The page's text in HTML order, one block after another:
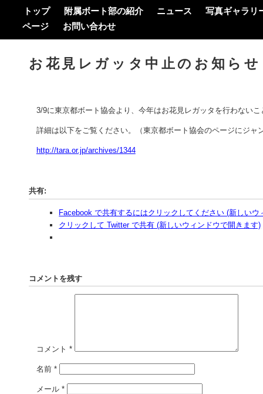
トップ 附属ボート部の紹介 ニュース
写真ギャラリ
ページ
お問い合わせ
お花見レガッタ中止のお知らせ
3/9に東京都ボート協会より、今年はお花見レガッタを行わない
詳細は以下をご覧ください。（東京都ボート協会のページにジャ
http://tara.or.jp/archives/1344
共有:
Facebook で共有するにはクリックしてください (新しいウ
クリックして Twitter で共有 (新しいウィンドウで開きます)
コメントを残す
コメント *
名前 *
メール *